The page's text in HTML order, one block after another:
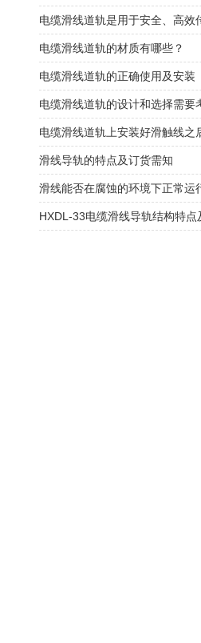
电缆滑线道轨的材质有哪些？
电缆滑线道轨的正确使用及安装
电缆滑线道轨的设计和选择需要
滑线导轨的特点及订货需知
滑线能否在腐蚀的环境下正常运
HXDL-33电缆滑线导轨结构特点